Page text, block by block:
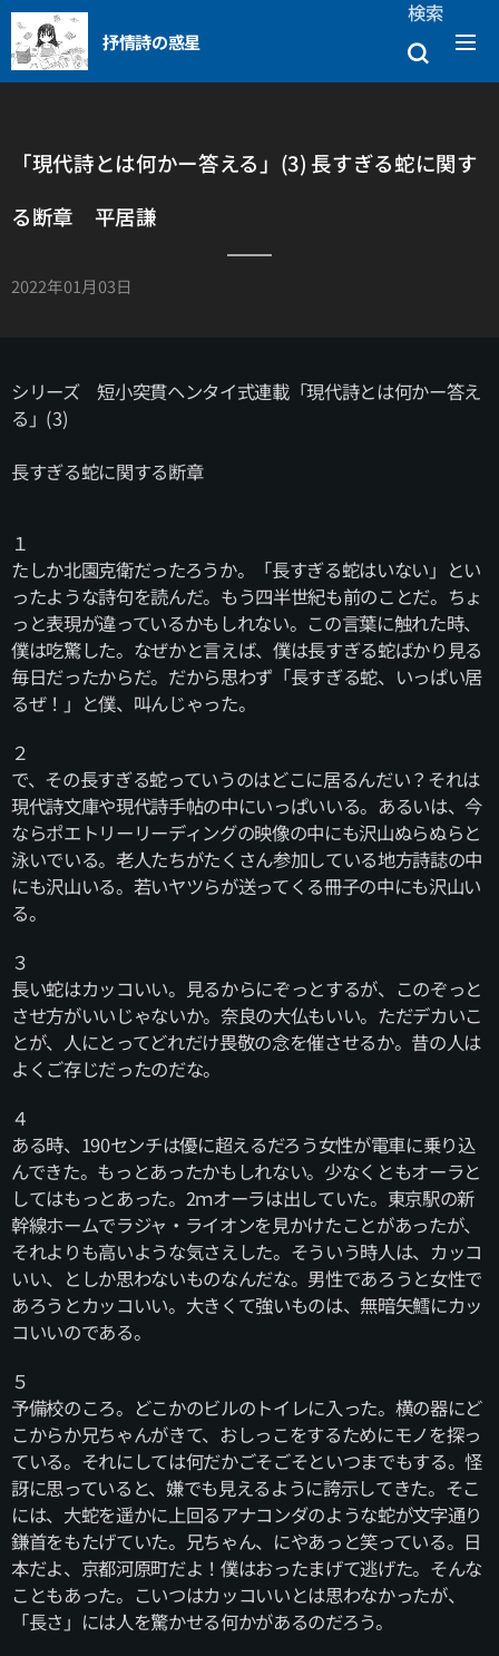
抒情詩の惑星
検索
「現代詩とは何かー答える」(3) 長すぎる蛇に関す
る断章 平居謙
2022年01月03日
シリーズ 短小突貫ヘンタイ式連載「現代詩とは何かー答え
る」(3)
長すぎる蛇に関する断章
１
たしか北園克衛だったろうか。「長すぎる蛇はいない」とい
ったような詩句を読んだ。もう四半世紀も前のことだ。ちょ
っと表現が違っているかもしれない。この言葉に触れた時、
僕は吃驚した。なぜかと言えば、僕は長すぎる蛇ばかり見る
毎日だったからだ。だから思わず「長すぎる蛇、いっぱい居
るぜ！」と僕、叫んじゃった。
２
で、その長すぎる蛇っていうのはどこに居るんだい？それは
現代詩文庫や現代詩手帖の中にいっぱいいる。あるいは、今
ならポエトリーリーディングの映像の中にも沢山ぬらぬらと
泳いでいる。老人たちがたくさん参加している地方詩誌の中
にも沢山いる。若いヤツらが送ってくる冊子の中にも沢山い
る。
３
長い蛇はカッコいい。見るからにぞっとするが、このぞっと
させ方がいいじゃないか。奈良の大仏もいい。ただデカいこ
とが、人にとってどれだけ畏敬の念を催させるか。昔の人は
よくご存じだったのだな。
４
ある時、190センチは優に超えるだろう女性が電車に乗り込
んできた。もっとあったかもしれない。少なくともオーラと
してはもっとあった。2ｍオーラは出していた。東京駅の新
幹線ホームでラジャ・ライオンを見かけたことがあったが、
それよりも高いような気さえした。そういう時人は、カッコ
いい、としか思わないものなんだな。男性であろうと女性で
あろうとカッコいい。大きくて強いものは、無暗矢鱈にカッ
コいいのである。
５
予備校のころ。どこかのビルのトイレに入った。横の器にど
こからか兄ちゃんがきて、おしっこをするためにモノを探っ
ている。それにしては何だかごそごそといつまでもする。怪
訝に思っていると、嫌でも見えるように誇示してきた。そこ
には、大蛇を遥かに上回るアナコンダのような蛇が文字通り
鎌首をもたげていた。兄ちゃん、にやあっと笑っている。日
本だよ、京都河原町だよ！僕はおったまげて逃げた。そんな
こともあった。こいつはカッコいいとは思わなかったが、
「長さ」には人を驚かせる何かがあるのだろう。